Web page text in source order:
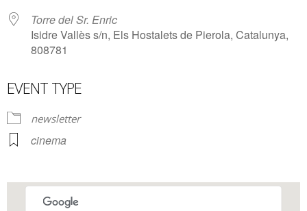
Torre del Sr. Enric
Isidre Vallès s/n, Els Hostalets de Pierola, Catalunya,
808781
EVENT TYPE
newsletter
cinema